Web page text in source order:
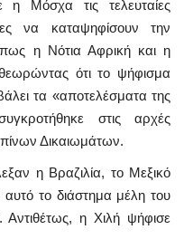
η Μόσχα τις τελευταίες
να καταψηφίσουν την
η Νότια Αφρική και η
ότι το ψήφισμα
τα «αποτελέσματα της
στις αρχές
Δικαιωμάτων.
η Βραζιλία, το Μεξικό
αυτό το διάστημα μέλη του
η Χιλή ψήφισε